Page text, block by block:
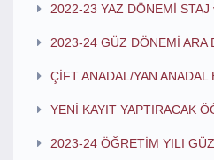
2022-23 YAZ DÖNEMİ STAJ
2023-24 GÜZ DÖNEMİ ARA
ÇİFT ANADAL/YAN ANADAL
YENİ KAYIT YAPTIRACAK
2023-24 ÖĞRETİM YILI GÜZ